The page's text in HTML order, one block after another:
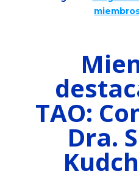
TAO:
Dra.